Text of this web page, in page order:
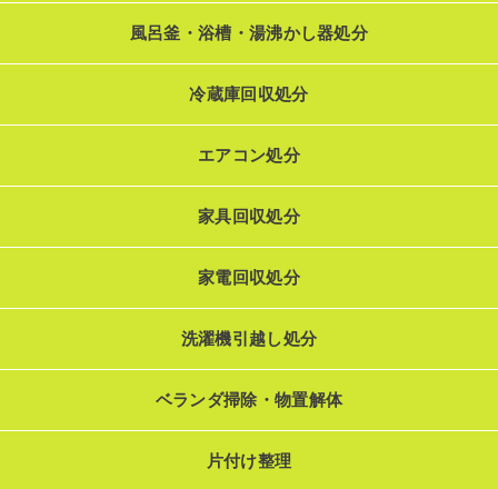
風呂釜・浴槽・湯沸かし器処分
冷蔵庫回収処分
エアコン処分
家具回収処分
家電回収処分
洗濯機引越し処分
ベランダ掃除・物置解体
片付け整理